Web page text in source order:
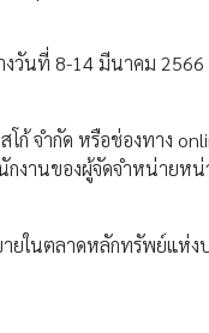
งวันที่ 8-14 มีนาคม
ก้ จำกัด หรือช่องทาง
งานของผู้จัดจำหน่าย
ในตลาดหลักทรัพย์แห่ง